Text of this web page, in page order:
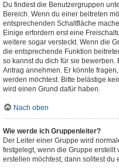
Du findest die Benutzergruppen
Bereich. Wenn du einer beitreten
entsprechenden Schaltfläche
Einige erfordern erst eine
weitere sogar versteckt. Wenn die
die entsprechende Funktion
so kannst du dich für sie
Antrag annehmen. Er könnte
werden möchtest. Bitte belästige
wird einen Grund dafür haben.
Nach oben
Wie werde ich Gruppenleiter?
Der Leiter einer Gruppe wird
festgelegt, wenn die Gruppe
erstellen möchtest, dann solltest du